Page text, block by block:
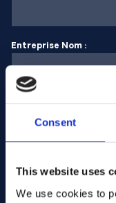
Consent
This website uses
We use cookies to
Entreprise Nom :